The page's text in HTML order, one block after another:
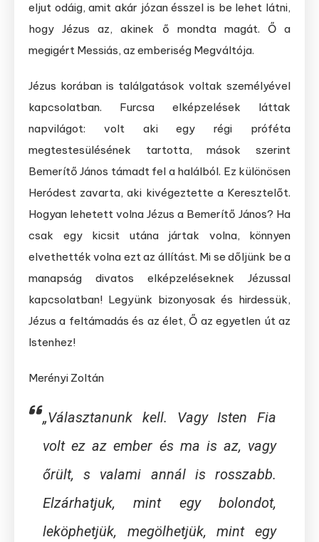
eljut odáig, amit akár józan ésszel is be lehet látni,
hogy Jézus az, akinek ő mondta magát. Ő a
megigért Messiás, az emberiség Megváltója.
Jézus korában is találgatások voltak személyével
kapcsolatban. Furcsa elképzelések láttak
napvilágot: volt aki egy régi próféta
megtestesülésének tartotta, mások szerint
Bemerítő János támadt fel a halálból. Ez különösen
Heródest zavarta, aki kivégeztette a Keresztelőt.
Hogyan lehetett volna Jézus a Bemerítő János? Ha
csak egy kicsit utána jártak volna, könnyen
elvethették volna ezt az állítást. Mi se dőljünk be a
manapság divatos elképzeléseknek Jézussal
kapcsolatban! Legyünk bizonyosak és hirdessük,
Jézus a feltámadás és az élet, Ő az egyetlen út az
Istenhez!
Merényi Zoltán
„Választanunk kell. Vagy Isten Fia
volt ez az ember és ma is az, vagy
őrült, s valami annál is rosszabb.
Elzárhatjuk, mint egy bolondot,
leköphetjük, megölhetjük, mint egy